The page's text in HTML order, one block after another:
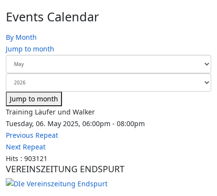
Events Calendar
By Month
Jump to month
Jump to month
Training Läufer und Walker
Tuesday, 06. May 2025, 06:00pm - 08:00pm
Previous Repeat
Next Repeat
Hits : 903121
VEREINSZEITUNG ENDSPURT